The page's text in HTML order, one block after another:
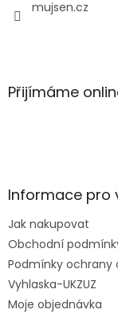
mujsen.cz
Přijímáme
Informace pro
Jak nakupovat
Obchodní
Podmínky ochrany
Vyhlaska-UKZUZ
Moje objednávka